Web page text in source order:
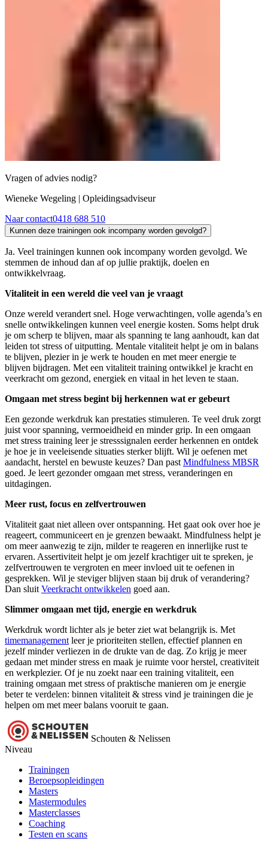
Vragen of advies nodig?
Wieneke Wegeling | Opleidingsadviseur
Naar contact0418 688 510
Kunnen deze trainingen ook incompany worden gevolgd?
Ja. Veel trainingen kunnen ook incompany worden gevolgd. We
stemmen de inhoud dan af op jullie praktijk, doelen en
ontwikkelvraag.
Vitaliteit in een wereld die veel van je vraagt
Onze wereld verandert snel. Hoge verwachtingen, volle agenda’s en
snelle ontwikkelingen kunnen veel energie kosten. Soms helpt druk
je om scherp te blijven, maar als spanning te lang aanhoudt, kan dat
leiden tot stress of uitputting. Mentale vitaliteit helpt je om in balans
te blijven, plezier in je werk te houden en met meer energie te
blijven bijdragen. Met een vitaliteit training ontwikkel je kracht en
veerkracht om gezond, energiek en vitaal in het leven te staan.
Omgaan met stress begint bij herkennen wat er gebeurt
Een gezonde werkdruk kan prestaties stimuleren. Te veel druk zorgt
juist voor spanning, vermoeidheid en minder grip. In een omgaan
met stress training leer je stresssignalen eerder herkennen en ontdek
je hoe je in veeleisende situaties sterker blijft. Wil je oefenen met
aandacht, herstel en bewuste keuzes? Dan past Mindfulness MBSR
goed. Je leert gezonder omgaan met stress, veranderingen en
uitdagingen.
Meer rust, focus en zelfvertrouwen
Vitaliteit gaat niet alleen over ontspanning. Het gaat ook over hoe je
reageert, communiceert en je grenzen bewaakt. Mindfulness helpt je
om meer aanwezig te zijn, milder te reageren en innerlijke rust te
ervaren. Assertiviteit helpt je om jezelf krachtiger uit te spreken, je
zelfvertrouwen te vergroten en meer invloed uit te oefenen in
gesprekken. Wil je steviger blijven staan bij druk of verandering?
Dan sluit Veerkracht ontwikkelen goed aan.
Slimmer omgaan met tijd, energie en werkdruk
Werkdruk wordt lichter als je beter ziet wat belangrijk is. Met
timemanagement leer je prioriteiten stellen, effectief plannen en
jezelf minder verliezen in de drukte van de dag. Zo krijg je meer
gedaan met minder stress en maak je ruimte voor herstel, creativiteit
en werkplezier. Of je nu zoekt naar een training vitaliteit, een
training omgaan met stress of praktische manieren om je energie
beter te verdelen: binnen vitaliteit & stress vind je trainingen die je
helpen om met meer balans vooruit te gaan.
Schouten & Nelissen
Niveau
Trainingen
Beroepsopleidingen
Masters
Mastermodules
Masterclasses
Coaching
Testen en scans